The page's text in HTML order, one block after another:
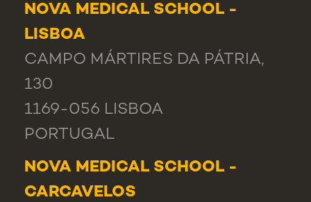
NOVA MEDICAL SCHOOL -
LISBOA
CAMPO MÁRTIRES DA PÁTRIA,
130
1169-056 LISBOA
PORTUGAL
NOVA MEDICAL SCHOOL -
CARCAVELOS